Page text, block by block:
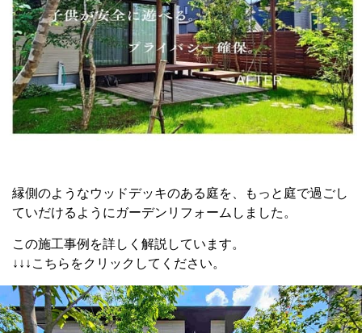
縁側のようなウッドデッキのある庭を、もっと庭で過ごし
ていだけるようにガーデンリフォームしました。
この施工事例を詳しく解説しています。
↓↓↓こちらをクリックしてください。